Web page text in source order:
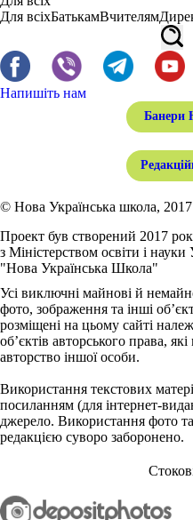
Для всіхБатькамВчителям
Напишіть нам
© Нова Українська школа, 2017
Проект був створений 2017
з Міністерством освіти і
"Нова Українська Школа"
Усі виключні майнові й
фото, зображення та інші
розміщені на цьому сайті
об’єктів авторського права,
авторство іншої особи.
Використання текстових
посиланням (для інтернет-
джерело. Використання фото
редакцією суворо заборонено.